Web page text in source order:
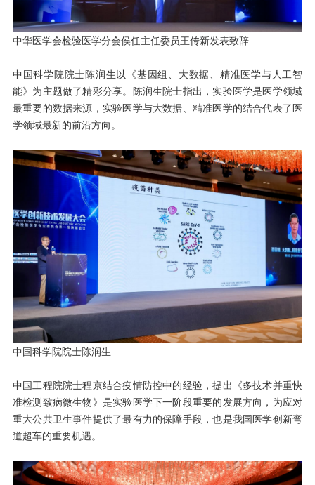
中华医学会检验医学分会侯任主任委员王传新发表致辞
中国科学院院士陈润生以《基因组、大数据、精准医学与人工智
能》为主题做了精彩分享。陈润生院士指出，实验医学是医学领域
最重要的数据来源，实验医学与大数据、精准医学的结合代表了医
学领域最新的前沿方向。
中国科学院院士陈润生
中国工程院院士程京结合疫情防控中的经验，提出《多技术并重快
准检测致病微生物》是实验医学下一阶段重要的发展方向，为应对
重大公共卫生事件提供了最有力的保障手段，也是我国医学创新弯
道超车的重要机遇。